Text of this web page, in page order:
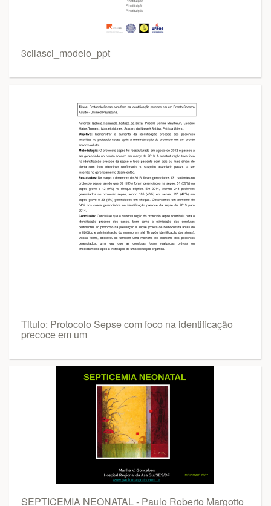
3cilasci_modelo_ppt
Titulo: Protocolo Sepse com foco na identificação
precoce em um
SEPTICEMIA NEONATAL - Paulo Roberto Margotto